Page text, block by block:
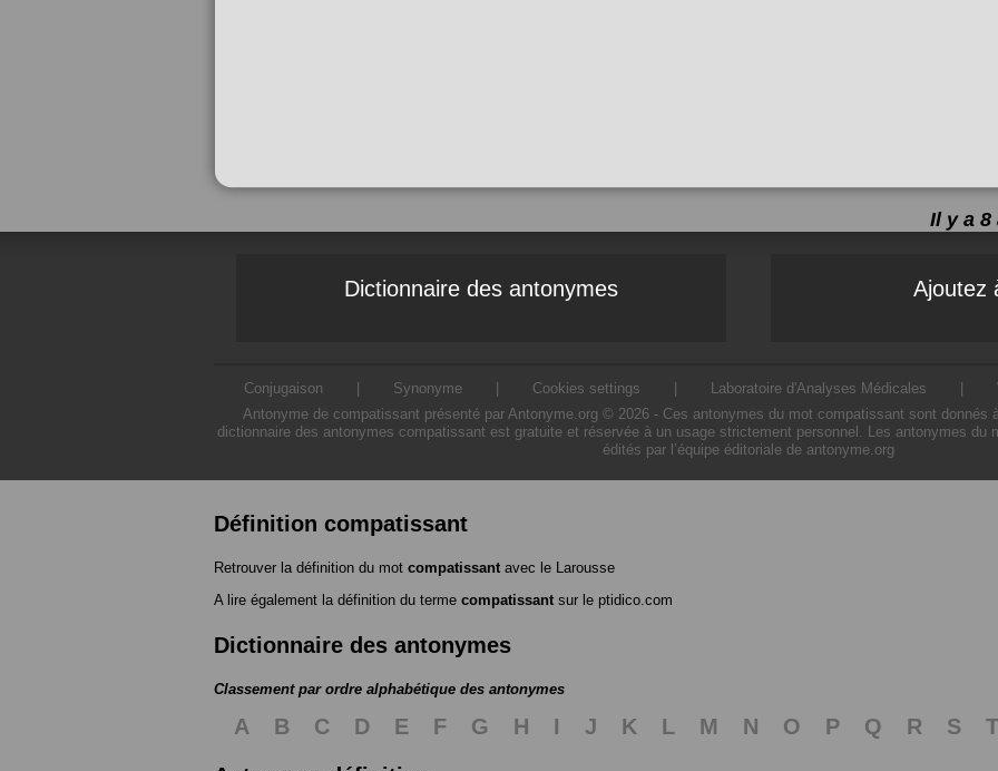
Il y a 8
Dictionnaire des antonymes Ajoutez
Conjugaison Synonyme Cookies settings Laboratoire d'Analyses Médicales
Antonyme de compatissant présenté par Antonyme.org © 2026 - Ces antonymes du mot compatissant sont donnés
dictionnaire des antonymes compatissant est gratuite et réservée à un usage strictement personnel. Les antonymes
édités par l’équipe éditoriale de antonyme.org
Définition compatissant
Retrouver la définition du mot compatissant avec le Larousse
A lire également la définition du terme compatissant sur le ptidico.com
Dictionnaire des antonymes
Classement par ordre alphabétique des antonymes
A B C D E F G H I J K L M N O P Q R S T